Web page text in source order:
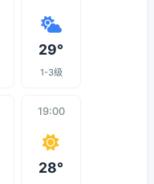
29°
1-3级
19:00
28°